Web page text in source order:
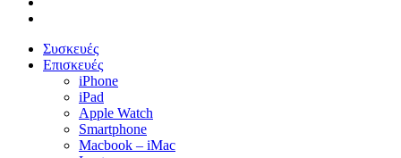
Close
Menu
Συσκευές
Επισκευές
iPhone
iPad
Apple Watch
Smartphone
Macbook – iMac